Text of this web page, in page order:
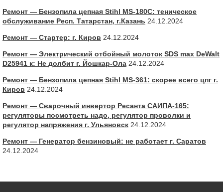
Ремонт — Бензопила цепная Stihl MS-180С: теническое
обслуживание Респ. Татарстан, г.Казань 24.12.2024
Ремонт — Стартер: г. Киров 24.12.2024
Ремонт — Электрический отбойный молоток SDS max DeWalt
D25941 к: Не долбит г. Йошкар-Ола 24.12.2024
Ремонт — Бензопила цепная Stihl MS-361: скорее всего цпг г.
Киров 24.12.2024
Ремонт — Сварочный инвертор Ресанта САИПА-165:
регуляторы посмотреть надо, регулятор проволки и
регулятор напряжения г. Ульяновск 24.12.2024
Ремонт — Генератор бензиновый: не работает г. Саратов
24.12.2024